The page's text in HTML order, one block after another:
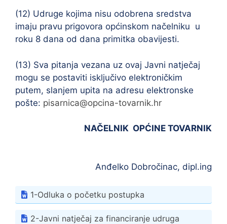
(12) Udruge kojima nisu odobrena sredstva
imaju pravu prigovora općinskom načelniku u
roku 8 dana od dana primitka obavijesti.
(13) Sva pitanja vezana uz ovaj Javni natječaj
mogu se postaviti isključivo elektroničkim
putem, slanjem upita na adresu elektronske
pošte: pisarnica@opcina-tovarnik.hr
NAČELNIK OPĆINE TOVARNIK
Anđelko Dobročinac, dipl.ing
1-Odluka o početku postupka
2-Javni natječaj za financiranje udruga